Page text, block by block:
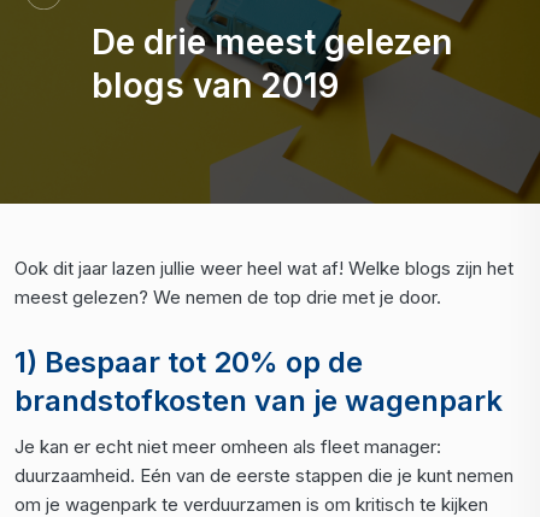
De drie meest gelezen
blogs van 2019
Ook dit jaar lazen jullie weer heel wat af! Welke blogs zijn het
meest gelezen? We nemen de top drie met je door.
1) Bespaar tot 20% op de
brandstofkosten van je wagenpark
Je kan er echt niet meer omheen als fleet manager:
duurzaamheid. Eén van de eerste stappen die je kunt nemen
om je wagenpark te verduurzamen is om kritisch te kijken